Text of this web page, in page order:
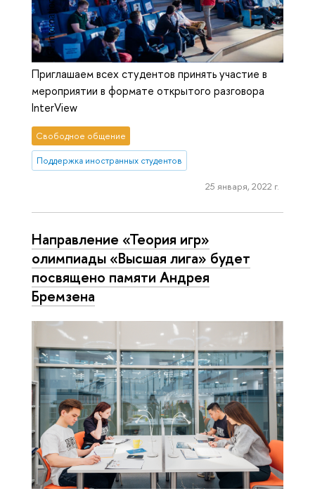
Приглашаем всех студентов принять участие в
мероприятии в формате открытого разговора
InterView
Свободное общение
Поддержка иностранных студентов
25 января, 2022 г.
Направление «Теория игр»
олимпиады «Высшая лига» будет
посвящено памяти Андрея
Бремзена